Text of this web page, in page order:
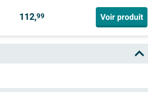
112,99 Voir produit